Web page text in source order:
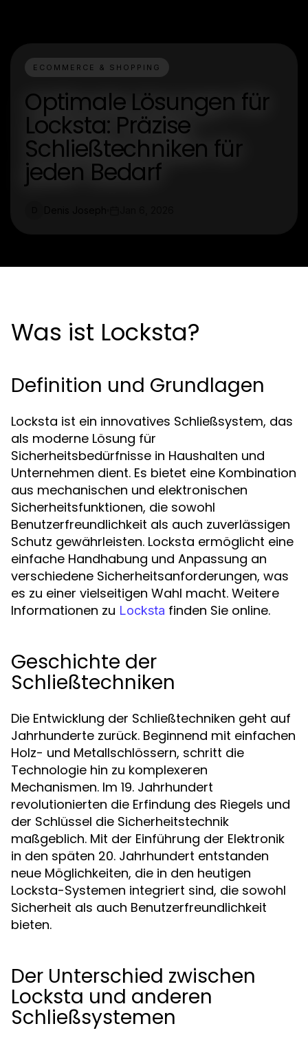
ECOMMERCE & SHOPPING
Optimale Lösungen für
Locksta: Präzise
Schließtechniken für
jeden Bedarf
Was ist Locksta?
Definition und Grundlagen
Locksta ist ein innovatives Schließsystem, das
als moderne Lösung für
Sicherheitsbedürfnisse in Haushalten und
Unternehmen dient. Es bietet eine Kombination
aus mechanischen und elektronischen
Sicherheitsfunktionen, die sowohl
Benutzerfreundlichkeit als auch zuverlässigen
Schutz gewährleisten. Locksta ermöglicht eine
einfache Handhabung und Anpassung an
verschiedene Sicherheitsanforderungen, was
es zu einer vielseitigen Wahl macht. Weitere
Informationen zu Locksta finden Sie online.
Geschichte der
Schließtechniken
Die Entwicklung der Schließtechniken geht auf
Jahrhunderte zurück. Beginnend mit einfachen
Holz- und Metallschlössern, schritt die
Technologie hin zu komplexeren
Mechanismen. Im 19. Jahrhundert
revolutionierten die Erfindung des Riegels und
der Schlüssel die Sicherheitstechnik
maßgeblich. Mit der Einführung der Elektronik
in den späten 20. Jahrhundert entstanden
neue Möglichkeiten, die in den heutigen
Locksta-Systemen integriert sind, die sowohl
Sicherheit als auch Benutzerfreundlichkeit
bieten.
Der Unterschied zwischen
Locksta und anderen
Schließsystemen